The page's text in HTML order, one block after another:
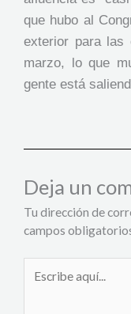
que hubo al
exterior para las
marzo, lo que
gente está
Deja un
Tu dirección de
campos
aquí...